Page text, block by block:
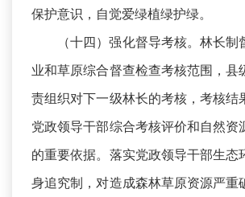
保护意识，自觉爱绿植绿护绿。
（十四）强化督导考核。林长
业和草原综合督查检查考核范围，县
责组织对下一级林长的考核，考核结
党政领导干部综合考核评价和自然资
的重要依据。落实党政领导干部生态
身追究制，对造成森林草原资源严重